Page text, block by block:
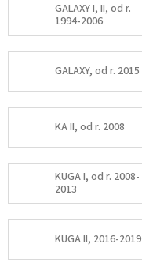
GALAXY I, II, od r.
1994-2006
GALAXY, od r. 2015
KA II, od r. 2008
KUGA I, od r. 2008-
2013
KUGA II, 2016-2019